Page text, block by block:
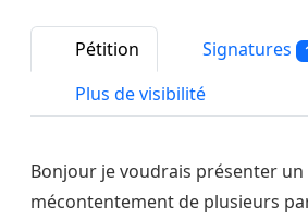
Pétition Signatures
Plus de visibilité
Bonjour je voudrais présenter
mécontentement de plusieurs